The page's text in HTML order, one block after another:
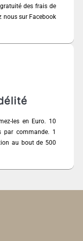
des frais de
nous sur Facebook
les en Euro. 10
commande. 1
au bout de 500